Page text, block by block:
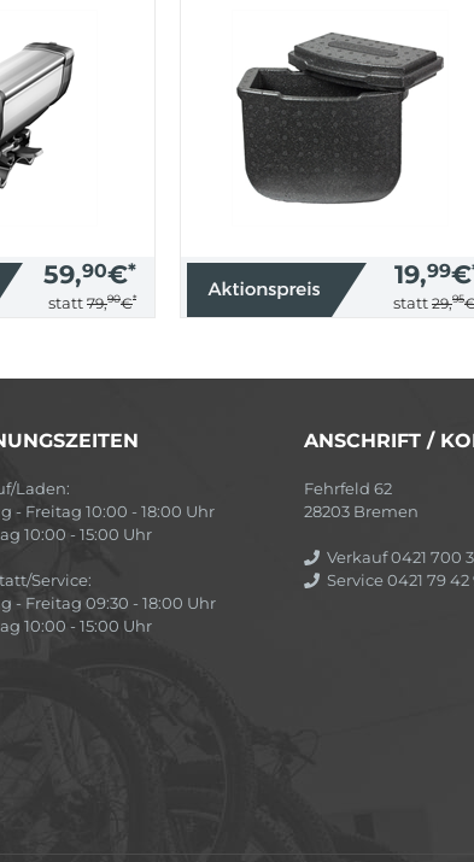
59,90€*
statt 79,90€*
19,99€
statt 29,95
Laden:
- Freitag 10:00 - 18:00 Uhr
10:00 - 15:00 Uhr
Service:
- Freitag 09:30 - 18:00 Uhr
10:00 - 15:00 Uhr
ANSCHRIFT /
Fehrfeld 62
28203 Bremen
Verkauf 0421 700
Service 0421 79 42